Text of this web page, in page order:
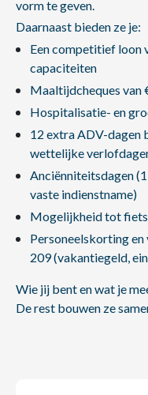
vorm te geven.
Daarnaast bieden ze je:
Een competitief loon
capaciteiten
Maaltijdcheques van
Hospitalisatie- en
12 extra ADV-dagen
wettelijke
Anciënniteitsdagen
vaste indienstname)
Mogelijkheid tot
Personeelskorting en
209 (vakantiegeld,
Wie jij bent en wat je
De rest bouwen ze